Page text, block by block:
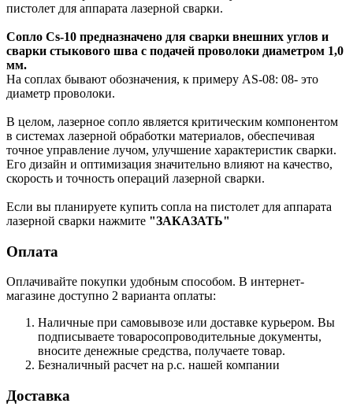
пистолет для аппарата лазерной сварки.
Сопло Cs-10 предназначено для сварки внешних углов и
сварки стыкового шва с подачей проволоки диаметром 1,0
мм.
На соплах бывают обозначения, к примеру AS-08: 08- это
диаметр проволоки.
В целом, лазерное сопло является критическим компонентом
в системах лазерной обработки материалов, обеспечивая
точное управление лучом, улучшение характеристик сварки.
Его дизайн и оптимизация значительно влияют на качество,
скорость и точность операций лазерной сварки.
Если вы планируете купить сопла на пистолет для аппарата
лазерной сварки нажмите "ЗАКАЗАТЬ"
Оплата
Оплачивайте покупки удобным способом. В интернет-
магазине доступно 2 варианта оплаты:
Наличные при самовывозе или доставке курьером. Вы
подписываете товаросопроводительные документы,
вносите денежные средства, получаете товар.
Безналичный расчет на р.с. нашей компании
Доставка